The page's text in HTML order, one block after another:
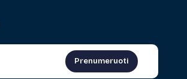
Prenumeruoti